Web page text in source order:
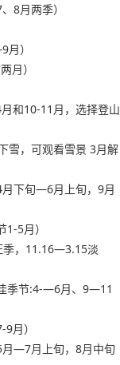
8月两季）
）
月）
和10-11月，选择登山
雪，可观看雪景 3月解
下旬―6月上旬，9月
5月）
季，11.16―3.15淡
季节:4-―6月、9―11
月）
月―7月上旬，8月中旬